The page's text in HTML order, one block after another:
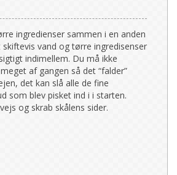
ingredienser sammen i en anden
vand og tørre ingredisenser
indimellem. Du må ikke
af gangen så det “falder”
det kan slå alle de fine
som blev pisket ind i i starten.
og skrab skålens sider.